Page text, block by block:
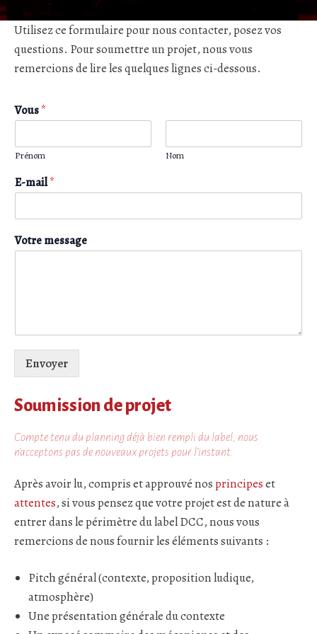
Utilisez ce formulaire pour nous contacter, posez vos
questions. Pour soumettre un projet, nous vous
remercions de lire les quelques lignes ci-dessous.
Vous*
Prénom Nom
E-mail*
Votre message
Envoyer
Soumission de projet
Compte tenu du planning déjà bien rempli du label, nous
n’acceptons pas de nouveaux projets pour l’instant.
Après avoir lu, compris et approuvé nosprincipeset
attentes, si vous pensez que votre projet est de nature à
entrer dans le périmètre du label DCC, nous vous
remercions de nous fournir les éléments suivants :
Pitch général (contexte, proposition ludique,
atmosphère)
Une présentation générale du contexte